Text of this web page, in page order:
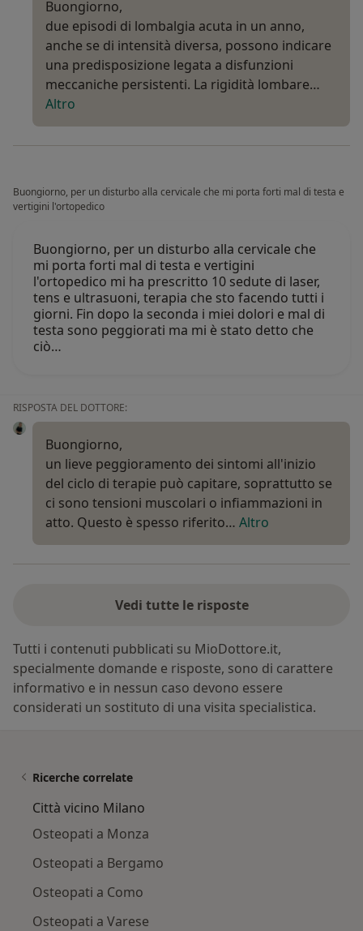
Buongiorno,
due episodi di lombalgia acuta in un anno,
anche se di intensità diversa, possono indicare
una predisposizione legata a disfunzioni
meccaniche persistenti. La rigidità lombare…
Altro
Buongiorno, per un disturbo alla cervicale che mi porta forti mal di testa e
vertigini l'ortopedico
Buongiorno, per un disturbo alla cervicale che
mi porta forti mal di testa e vertigini
l'ortopedico mi ha prescritto 10 sedute di laser,
tens e ultrasuoni, terapia che sto facendo tutti i
giorni. Fin dopo la seconda i miei dolori e mal di
testa sono peggiorati ma mi è stato detto che
ciò…
RISPOSTA DEL DOTTORE:
Buongiorno,
un lieve peggioramento dei sintomi all'inizio
del ciclo di terapie può capitare, soprattutto se
ci sono tensioni muscolari o infiammazioni in
atto. Questo è spesso riferito… Altro
Vedi tutte le risposte
Tutti i contenuti pubblicati su MioDottore.it,
specialmente domande e risposte, sono di carattere
informativo e in nessun caso devono essere
considerati un sostituto di una visita specialistica.
Ricerche correlate
Città vicino Milano
Osteopati a Monza
Osteopati a Bergamo
Osteopati a Como
Osteopati a Varese